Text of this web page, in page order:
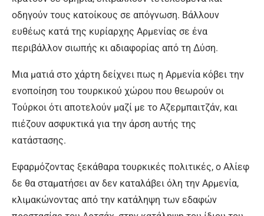
οδηγούν τους κατοίκους σε απόγνωση. Βάλλουν
ευθέως κατά της κυρίαρχης Αρμενίας σε ένα
περιβάλλον σιωπής κι αδιαφορίας από τη Δύση.
Μια ματιά στο χάρτη δείχνει πως η Αρμενία κόβει την
ενοποίηση του τουρκικού χώρου που θεωρούν οι
Τούρκοι ότι αποτελούν μαζί με το Αζερμπαιτζάν, και
πιέζουν ασφυκτικά για την άρση αυτής της
κατάστασης.
Εφαρμόζοντας ξεκάθαρα τουρκικές πολιτικές, ο Αλίεφ
δε θα σταματήσει αν δεν καταλάβει όλη την Αρμενία,
κλιμακώνοντας από την κατάληψη των εδαφών